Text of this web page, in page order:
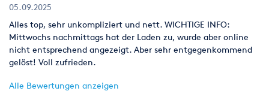
05.09.2025
Alles top, sehr unkompliziert und nett. WICHTIGE INFO:
Mittwochs nachmittags hat der Laden zu, wurde aber online
nicht entsprechend angezeigt. Aber sehr entgegenkommend
gelöst! Voll zufrieden.
Alle Bewertungen anzeigen